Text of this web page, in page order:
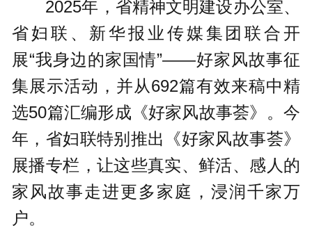
2025年，省精神文明建设办公室、
省妇联、新华报业传媒集团联合开
展“我身边的家国情”——好家风故事征
集展示活动，并从692篇有效来稿中精
选50篇汇编形成《好家风故事荟》。今
年，省妇联特别推出《好家风故事荟》
展播专栏，让这些真实、鲜活、感人的
家风故事走进更多家庭，浸润千家万
户。